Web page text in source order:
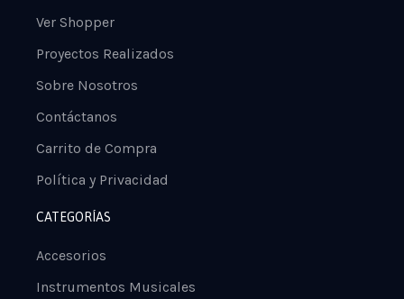
Ver Shopper
Proyectos Realizados
Sobre Nosotros
Contáctanos
Carrito de Compra
Política y Privacidad
CATEGORÍAS
Accesorios
Instrumentos Musicales